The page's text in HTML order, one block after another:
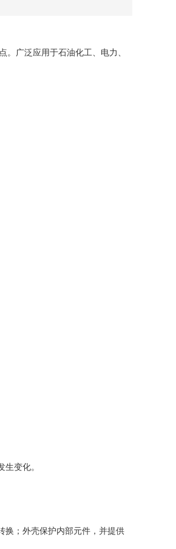
广泛应用于石油化工、电力、
变化。
；外壳保护内部元件，并提供